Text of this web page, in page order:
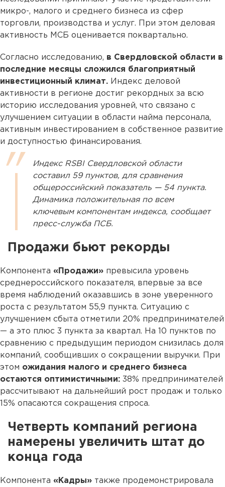
микро-, малого и среднего бизнеса из сфер
торговли, производства и услуг. При этом деловая
активность МСБ оценивается поквартально.
Согласно исследованию, в Свердловской области в
последние месяцы сложился благоприятный
инвестиционный климат. Индекс деловой
активности в регионе достиг рекордных за всю
историю исследования уровней, что связано с
улучшением ситуации в области найма персонала,
активным инвестированием в собственное развитие
и доступностью финансирования.
Индекс RSBI Свердловской области
составил 59 пунктов, для сравнения
общероссийский показатель — 54 пункта.
Динамика положительная по всем
ключевым компонентам индекса, сообщает
пресс-служба ПСБ.
Продажи бьют рекорды
Компонента «Продажи» превысила уровень
среднероссийского показателя, впервые за все
время наблюдений оказавшись в зоне уверенного
роста с результатом 55,9 пункта. Ситуацию с
улучшением сбыта отметили 20% предпринимателей
— а это плюс 3 пункта за квартал. На 10 пунктов по
сравнению с предыдущим периодом снизилась доля
компаний, сообщивших о сокращении выручки. При
этом ожидания малого и среднего бизнеса
остаются оптимистичными: 38% предпринимателей
рассчитывают на дальнейший рост продаж и только
15% опасаются сокращения спроса.
Четверть компаний региона
намерены увеличить штат до
конца года
Компонента «Кадры» также продемонстрировала